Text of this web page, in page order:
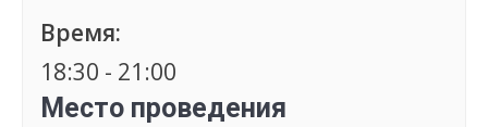
Время:
18:30 - 21:00
Место проведения